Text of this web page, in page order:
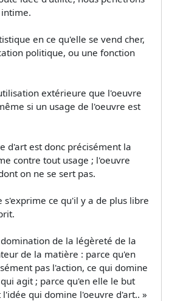
en ce qu'elle se vend cher,
politique, ou une fonction
extérieure que l'oeuvre
si un usage de l'oeuvre est
d'art est donc précisément la
contre tout usage ; l'oeuvre
on ne se sert pas.
s'exprime ce qu'il y a de plus libre
de la légèreté de la
de la matière : parce qu'en
pas l'action, ce qui domine
agit ; parce qu'en elle le but
l'idée qui domine l'oeuvre d'art.. »